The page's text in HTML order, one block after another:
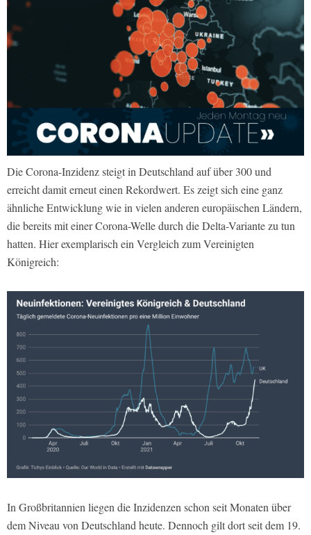
Die Corona-Inzidenz steigt in Deutschland auf über 300 und
erreicht damit erneut einen Rekordwert. Es zeigt sich eine ganz
ähnliche Entwicklung wie in vielen anderen europäischen Ländern,
die bereits mit einer Corona-Welle durch die Delta-Variante zu tun
hatten. Hier exemplarisch ein Vergleich zum Vereinigten
Königreich:
In Großbritannien liegen die Inzidenzen schon seit Monaten über
dem Niveau von Deutschland heute. Dennoch gilt dort seit dem 19.